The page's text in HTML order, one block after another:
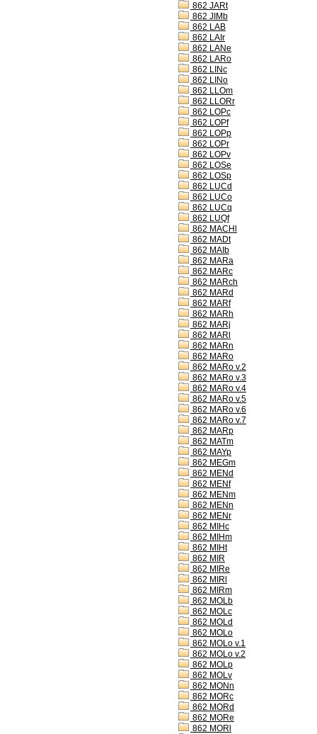
862 JARt
862 JIMb
862 LAB
862 LAIr
862 LANe
862 LARo
862 LINc
862 LINo
862 LLOm
862 LLORr
862 LOPc
862 LOPf
862 LOPp
862 LOPr
862 LOPv
862 LOSe
862 LOSp
862 LUCd
862 LUCo
862 LUCq
862 LUQf
862 MACHl
862 MADt
862 MAIb
862 MARa
862 MARc
862 MARch
862 MARd
862 MARf
862 MARh
862 MARj
862 MARl
862 MARn
862 MARo
862 MARo v.2
862 MARo v.3
862 MARo v.4
862 MARo v.5
862 MARo v.6
862 MARo v.7
862 MARp
862 MATm
862 MAYp
862 MEGm
862 MENd
862 MENf
862 MENm
862 MENn
862 MENr
862 MIHc
862 MIHm
862 MIHt
862 MIR
862 MIRe
862 MIRl
862 MIRm
862 MOLb
862 MOLc
862 MOLd
862 MOLo
862 MOLo v.1
862 MOLo v.2
862 MOLp
862 MOLv
862 MONn
862 MORc
862 MORd
862 MORe
862 MORl